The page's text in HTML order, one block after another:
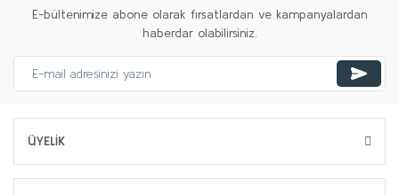
E-bültenimize abone olarak fırsatlardan ve kampanyalardan
haberdar olabilirsiniz.
ÜYELİK